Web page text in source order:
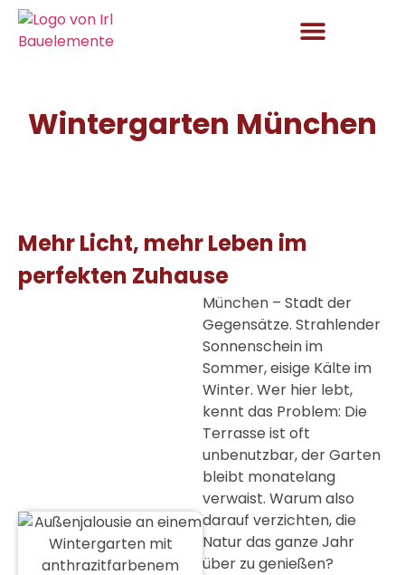
Wintergarten München
Mehr Licht, mehr Leben im
perfekten Zuhause
München – Stadt der
Gegensätze. Strahlender
Sonnenschein im
Sommer, eisige Kälte im
Winter. Wer hier lebt,
kennt das Problem: Die
Terrasse ist oft
unbenutzbar, der Garten
bleibt monatelang
verwaist. Warum also
darauf verzichten, die
Natur das ganze Jahr
über zu genießen?